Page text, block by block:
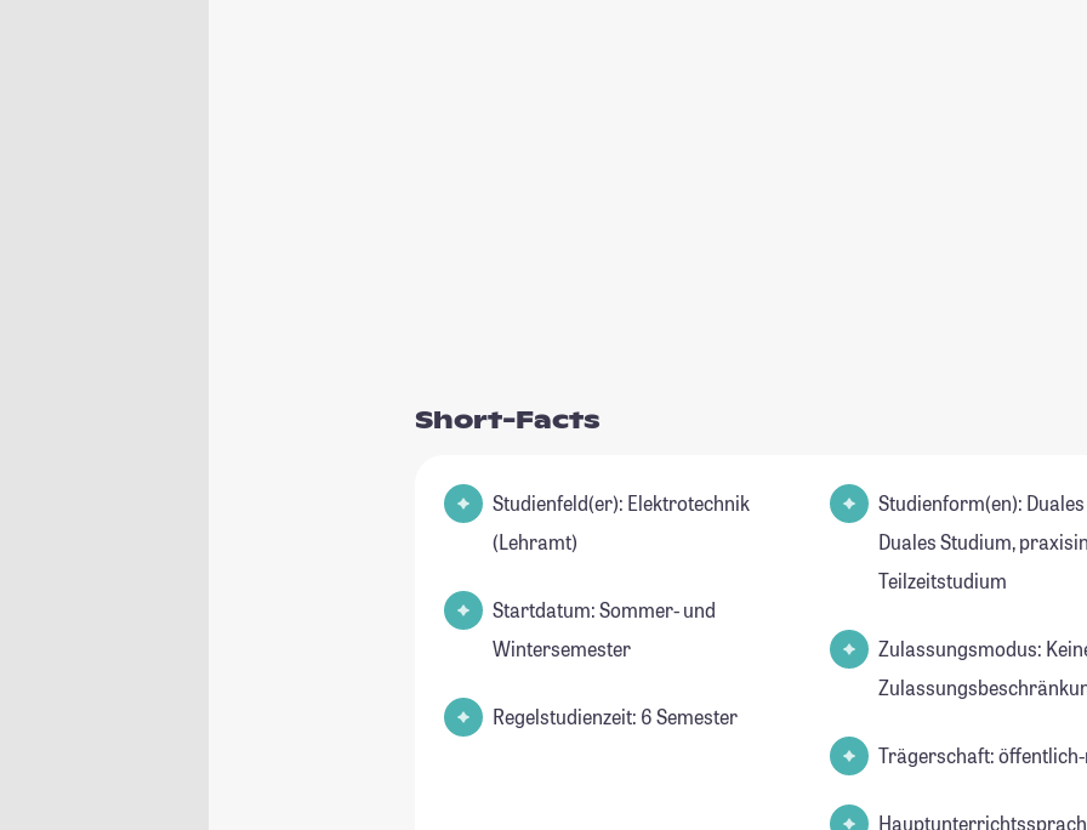
Short-Facts
Studienfeld(er): Elektrotechnik
(Lehramt)
Startdatum: Sommer- und
Wintersemester
Regelstudienzeit: 6 Semester
Studienform(en):
Duales Studium,
Teilzeitstudium
Zulassungsmodus:
Trägerschaft: